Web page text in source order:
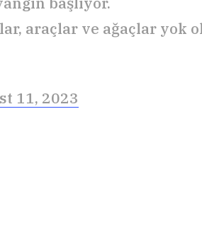
araçlar ve ağaçlar yok
11, 2023